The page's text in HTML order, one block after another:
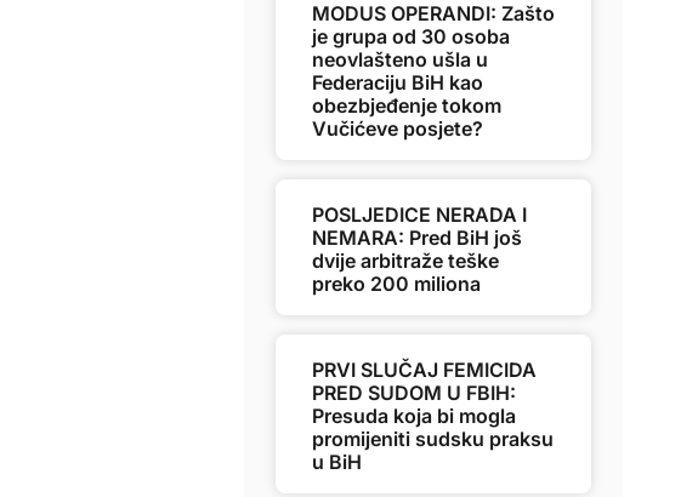
MODUS OPERANDI: Zašto
je grupa od 30 osoba
neovlašteno ušla u
Federaciju BiH kao
obezbjeđenje tokom
Vučićeve posjete?
POSLJEDICE NERADA I
NEMARA: Pred BiH još
dvije arbitraže teške
preko 200 miliona
PRVI SLUČAJ FEMICIDA
PRED SUDOM U FBIH:
Presuda koja bi mogla
promijeniti sudsku praksu
u BiH